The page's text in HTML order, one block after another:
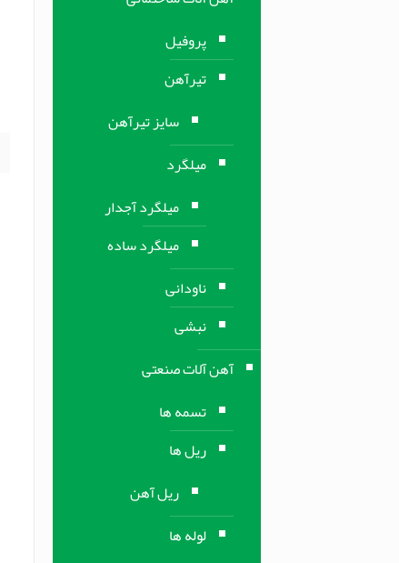
پروفیل
تیرآهن
سایز تیرآهن
میلگرد
میلگرد آجدار
میلگرد ساده
ناودانی
نبشی
آهن آلات صنعتی
تسمه ها
ریل ها
ریل آهن
لوله ها